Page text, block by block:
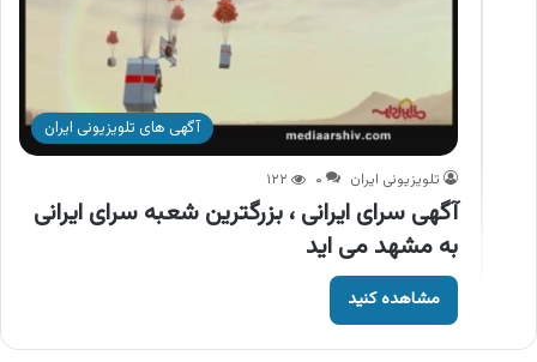
آگهی های تلویزیونی ایران
تلویزیونی ایران ۰ ۱۲۲
آگهی سرای ایرانی ، بزرگترین شعبه سرای ایرانی
به مشهد می اید
مشاهده کنید